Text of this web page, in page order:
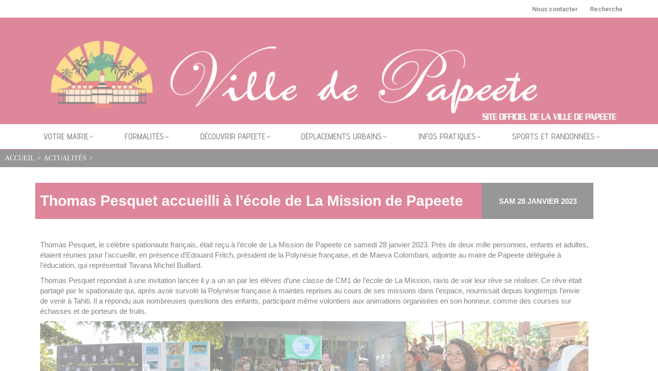
Nous contacter Recherche
VOTRE MAIRIE FORMALITÉS DÉCOUVRIR PAPEETE DÉPLACEMENTS URBAINS INFOS PRATIQUES SPORTS ET RANDONNÉES
ACCUEIL > ACTUALITÉS >
Thomas Pesquet accueilli à l’école de La Mission de Papeete SAM 28 JANVIER 2023
Thomas Pesquet, le célèbre spationaute français, était reçu à l’école de La Mission de Papeete ce samedi 28 janvier 2023. Près de deux mille personnes, enfants et adultes,
étaient réunies pour l’accueillir, en présence d’Edouard Fritch, président de la Polynésie française, et de Maeva Colombani, adjointe au maire de Papeete déléguée à
l’éducation, qui représentait Tavana Michel Buillard.
Thomas Pesquet répondait à une invitation lancée il y a un an par les élèves d’une classe de CM1 de l’école de La Mission, ravis de voir leur rêve se réaliser. Ce rêve était
partagé par le spationaute qui, après avoir survolé la Polynésie française à maintes reprises au cours de ses missions dans l’espace, nourrissait depuis longtemps l’envie
de venir à Tahiti. Il a répondu aux nombreuses questions des enfants, participant même volontiers aux animations organisées en son honneur, comme des courses sur
échasses et de porteurs de fruits.